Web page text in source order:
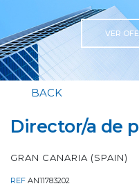
VER
BACK
Director/a de
GRAN CANARIA (SPAIN)
REF AN11783202